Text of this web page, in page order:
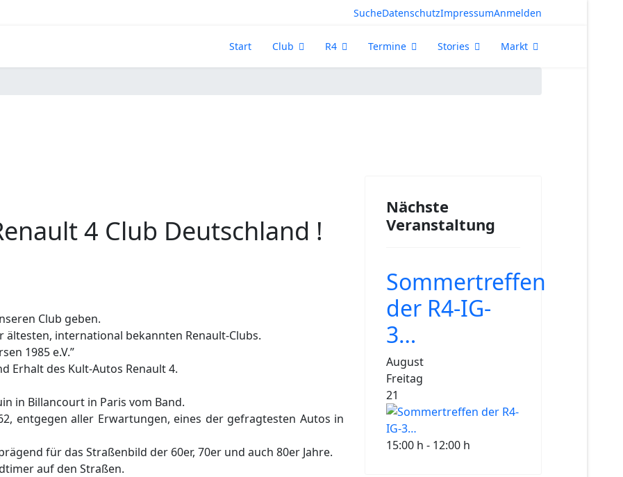
SucheDatenschutzImpressumAnmelden
Start Club R4 Termine Stories Markt
4 Club Deutschland !
Club geben.
ältesten, international bekannten Renault-Clubs.
1985 e.V.”
Erhalt des Kult-Autos Renault 4.
in Billancourt in Paris vom Band.
entgegen aller Erwartungen, eines der gefragtesten Autos in
für das Straßenbild der 60er, 70er und auch 80er Jahre.
auf den Straßen.
Nächste
Veranstaltung
Sommertreffen
der R4-IG-
3…
August
Freitag
21
15:00 h - 12:00 h